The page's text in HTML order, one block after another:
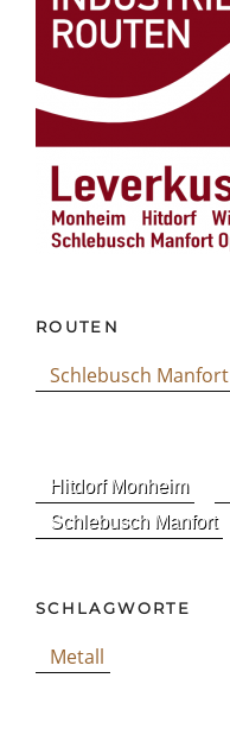
ROUTEN
Schlebusch Manfort
Hitdorf Monheim
Schlebusch Manfort
SCHLAGWORTE
Metall